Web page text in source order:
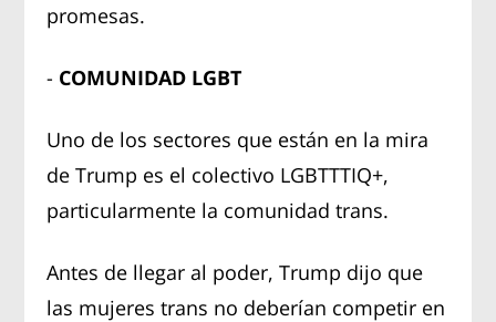
promesas.
- COMUNIDAD LGBT
Uno de los sectores que están en la mira
de Trump es el colectivo LGBTTTIQ+,
particularmente la comunidad trans.
Antes de llegar al poder, Trump dijo que
las mujeres trans no deberían competir en